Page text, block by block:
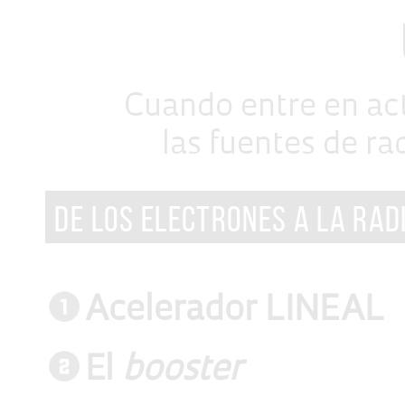
Cuando entre en
las fuentes de
DE LOS ELECTRONES A LA
Acelerador LINEAL
El booster